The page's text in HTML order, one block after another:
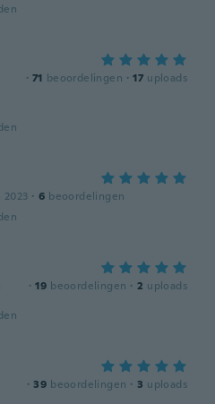
· 71 beoordelingen · 17 uploads
2023 · 6 beoordelingen
· 19 beoordelingen · 2 uploads
· 39 beoordelingen · 3 uploads